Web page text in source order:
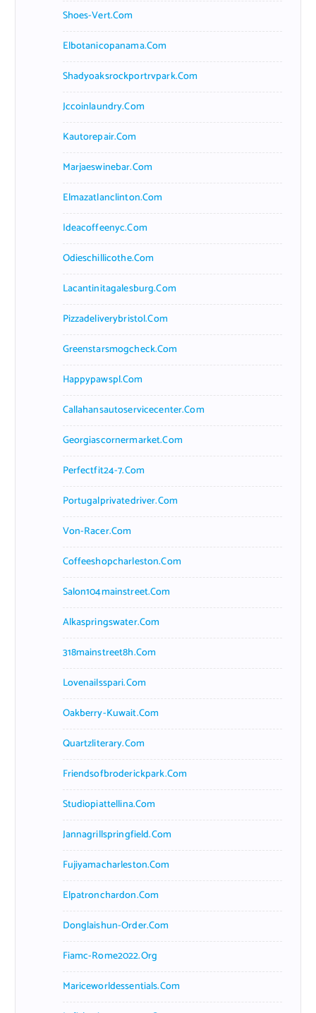
Shoes-Vert.com
Elbotanicopanama.com
Shadyoaksrockportrvpark.com
Jccoinlaundry.com
Kautorepair.com
Marjaeswinebar.com
Elmazatlanclinton.com
Ideacoffeenyc.com
Odieschillicothe.com
Lacantinitagalesburg.com
Pizzadeliverybristol.com
Greenstarsmogcheck.com
Happypawspl.com
Callahansautoservicecenter.com
Georgiascornermarket.com
Perfectfit24-7.com
Portugalprivatedriver.com
Von-Racer.com
Coffeeshopcharleston.com
Salon104mainstreet.com
Alkaspringswater.com
318mainstreet8h.com
Lovenailsspari.com
Oakberry-Kuwait.com
Quartzliterary.com
Friendsofbroderickpark.com
Studiopiattellina.com
Jannagrillspringfield.com
Fujiyamacharleston.com
Elpatronchardon.com
Donglaishun-Order.com
Fiamc-Rome2022.org
Mariceworldessentials.com